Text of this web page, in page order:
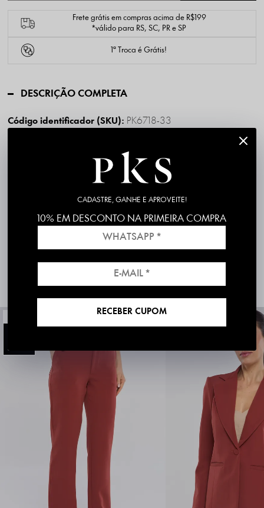
Frete grátis em compras acima de R$199
*válido para RS, SC, PR e SP
1ª Troca é Grátis!
DESCRIÇÃO COMPLETA
Código identificador (SKU): PK6718-33
Composição: 95% Poliéster 5% Elastano
Cor/Estampa: Terracota
Modelagem: calça reta alfaiataria
Produto 100% nacional, com excelente padrão de qualidade
Disponibilidade para envio imediato
30 dias para Troca Grátis
COMPRE O LOOK
CADASTRE, GANHE E APROVEITE!
10% EM DESCONTO NA PRIMEIRA COMPRA
RECEBER CUPOM